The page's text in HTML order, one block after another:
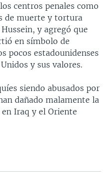
centros penales como
de muerte y tortura
y agregó que
en símbolo de
pocos estadounidenses
y sus valores.
siendo abusados por
dañado malamente la
Iraq y el Oriente